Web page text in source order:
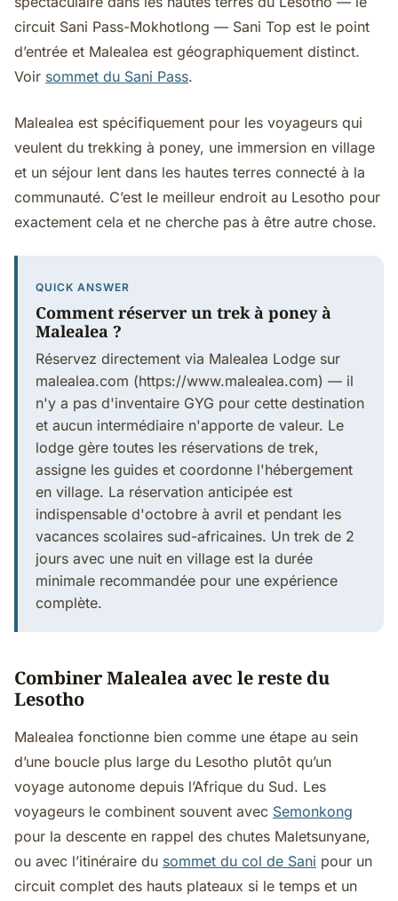
circuit Sani Pass-Mokhotlong — Sani Top est le point
d’entrée et Malealea est géographiquement distinct.
Voir sommet du Sani Pass.
Malealea est spécifiquement pour les voyageurs qui
veulent du trekking à poney, une immersion en village
et un séjour lent dans les hautes terres connecté à la
communauté. C’est le meilleur endroit au Lesotho pour
exactement cela et ne cherche pas à être autre chose.
QUICK ANSWER
Comment réserver un trek à poney à
Malealea ?
Réservez directement via Malealea Lodge sur
malealea.com (https://www.malealea.com) — il
n'y a pas d'inventaire GYG pour cette destination
et aucun intermédiaire n'apporte de valeur. Le
lodge gère toutes les réservations de trek,
assigne les guides et coordonne l'hébergement
en village. La réservation anticipée est
indispensable d'octobre à avril et pendant les
vacances scolaires sud-africaines. Un trek de 2
jours avec une nuit en village est la durée
minimale recommandée pour une expérience
complète.
Combiner Malealea avec le reste du
Lesotho
Malealea fonctionne bien comme une étape au sein
d’une boucle plus large du Lesotho plutôt qu’un
voyage autonome depuis l’Afrique du Sud. Les
voyageurs le combinent souvent avec Semonkong
pour la descente en rappel des chutes Maletsunyane,
ou avec l’itinéraire du sommet du col de Sani pour un
circuit complet des hauts plateaux si le temps et un